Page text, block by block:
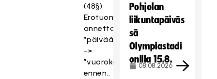
(48§)
Erotuomariasettelut,
annettava
”päivää”
->
”vuorokautta”
ennen..
Pohjolan
liikuntapäiväs
sä
Olympiastadi
onilla 15.8.
08.08.2026